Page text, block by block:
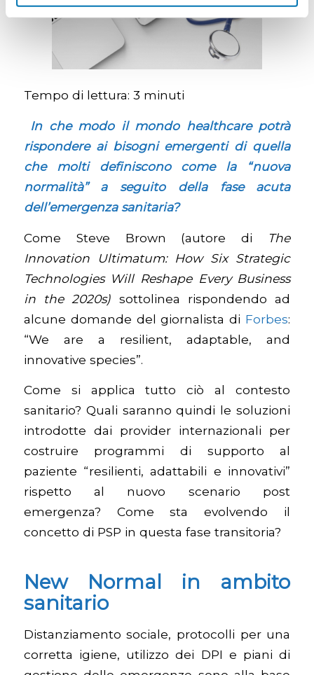
Tempo di lettura: 3 minuti
In che modo il mondo healthcare potrà
rispondere ai bisogni emergenti di quella
che molti definiscono come la “nuova
normalità” a seguito della fase acuta
dell’emergenza sanitaria?
Come Steve Brown (autore di
The
Innovation Ultimatum: How Six Strategic
Technologies Will Reshape Every Business
in the 2020s) sottolinea rispondendo ad
alcune domande del giornalista di Forbes:
“We are a resilient, adaptable, and
innovative species”.
Come si applica tutto ciò al contesto
sanitario? Quali saranno quindi le soluzioni
introdotte dai provider internazionali per
costruire programmi di supporto al
paziente “resilienti, adattabili e innovativi”
rispetto al nuovo scenario post
emergenza? Come sta evolvendo il
concetto di PSP in questa fase transitoria?
New Normal in ambito
sanitario
Distanziamento sociale, protocolli per una
corretta igiene, utilizzo dei DPI e piani di